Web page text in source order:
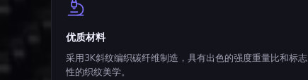
优质材料
采用3K斜纹编织碳纤维制造，具有出色的强度重量比和标志
性的织纹美学。